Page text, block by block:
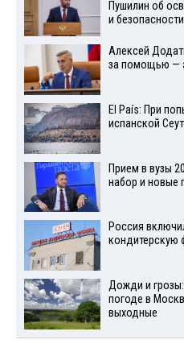
Пушилин об
и
Алексей
за помощью —
El País: При
испанской
Прием в вузы
набор и новые
Россия
кондитерскую
Дожди и грозы:
погоде в
выходные